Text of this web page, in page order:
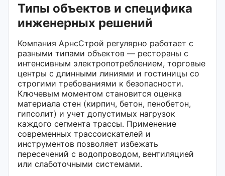
Типы объектов и специфика
инженерных решений
Компания АрнсСтрой регулярно работает с
разными типами объектов — рестораны с
интенсивным электропотреблением, торговые
центры с длинными линиями и гостиницы со
строгими требованиями к безопасности.
Ключевым моментом становится оценка
материала стен (кирпич, бетон, пенобетон,
гипсолит) и учет допустимых нагрузок
каждого сегмента трассы. Применение
современных трассоискателей и
инструментов позволяет избежать
пересечений с водопроводом, вентиляцией
или слаботочными системами.